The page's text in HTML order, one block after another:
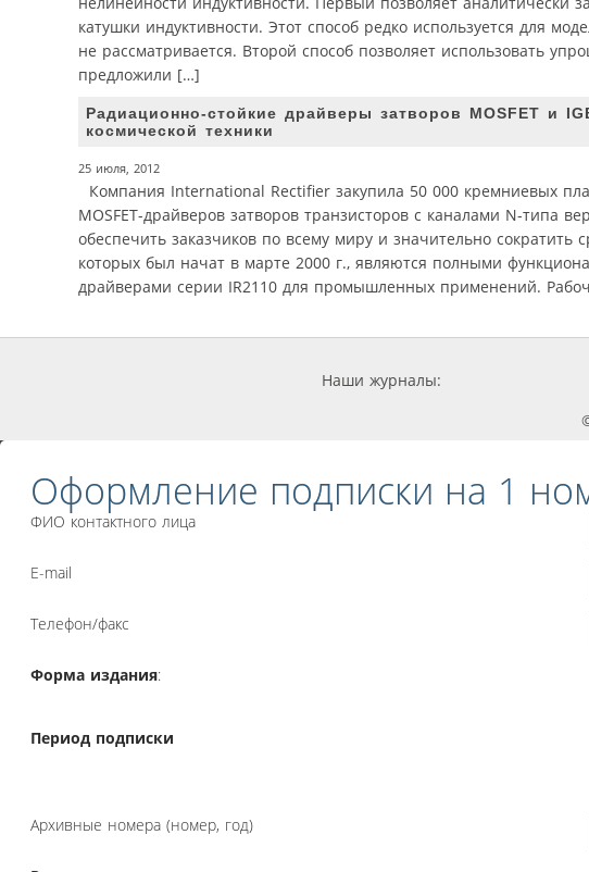
катушки индуктивности. Этот способ редко используется для
не рассматривается. Второй способ позволяет использовать
предложили […]
Радиационно-стойкие драйверы затворов MOSFET и
космической техники
25 июля, 2012
Компания International Rectifier закупила 50 000 кремниевых
MOSFET-драйверов затворов транзисторов c каналами N-типа
обеспечить заказчиков по всему миру и значительно
которых был начат в марте 2000 г., являются полными
драйверами серии IR2110 для промышленных применений.
Наши журналы:
Оформление подписки на 1
ФИО контактного лица
E-mail
Телефон/факс
Форма издания:
Период подписки
Архивные номера (номер, год)